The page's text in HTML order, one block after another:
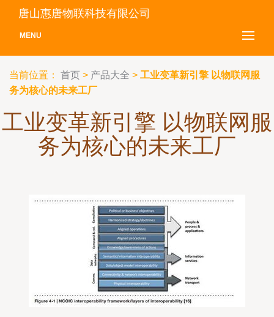
唐山惠唐物联科技有限公司
MENU
当前位置： 首页 > 产品大全 > 工业变革新引擎 以物联网服
务为核心的未来工厂
工业变革新引擎 以物联网服
务为核心的未来工厂